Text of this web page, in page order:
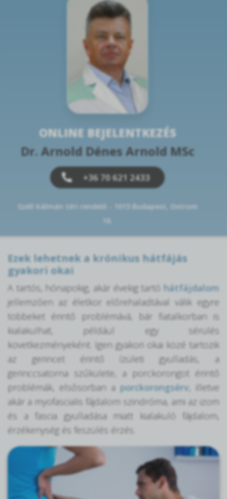
ONLINE BEJELENTKEZÉS
Dr. Arnold Dénes Arnold MSc
+36 70 621 2433
Széll Kálmán téri rendelő - 1015 Budapest, Ostrom
16.
Ezek lehetnek a krónikus hátfájás
gyakori okai
A tartós, hónapokig, akár évekig tartó hátfájdalom
jellemzően az életkor előrehaladtával válik egyre
többeket érintő problémává, bár fiatalkorban is
kialakulhat, például egy sérülés
következményeként. Igen gyakori okai közé tartozik
az gerincet érintő ízületi gyulladás, a
gerinccsatorna szűkülete, a porckorongot érintő
problémák, elsősorban a porckorongsérv , illetve
akár a myofascialis fájdalom szindróma, ami az izom
és a fascia gyulladása miatt kialakuló fájdalom,
érzékenység és feszülés érzés.